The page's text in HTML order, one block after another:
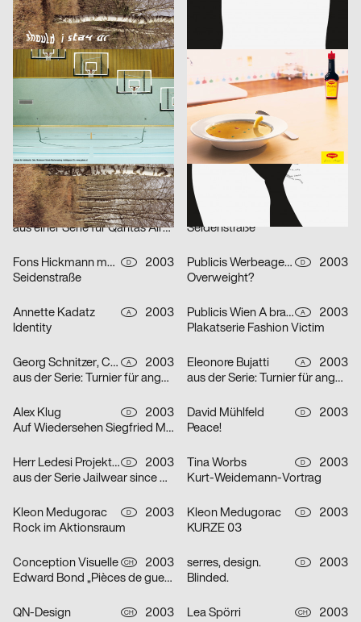
Fons Hickmann m23 D
2003
Should i stay or should i go
2003
Kleidersammlung
2003
Leistungsgruppe Sport
Publicis Werbeagentur GmbH
2003
U-Boot
2003
Young and Social
2003
Die Würze im Leben
Fons Hickmann m23 D
2003
Steur Fotografieie
Publicis Wien A brand of Publicis Group Austria A
2003
Freies Lernen
Publicis Werbeagentur GmbH D
2003
aus einer Serie für Qantas Airways Limited: one-way
Seidenstraße
Fons Hickmann m23 D
2003
Seidenstraße
Publicis Werbeagentur GmbH D
2003
Overweight?
Annette Kadatz A
2003
Identity
Publicis Wien A brand of Publicis Group Austria A
2003
Plakatserie Fashion Victim
Georg Schnitzer, Christoph Priglinger, Oliver Laric A
2003
aus der Serie: Turnier für angewandten Fussball 3
Eleonore Bujatti A
2003
aus der Serie: Turnier für angewandten Fussball 3
Alex Klug D
2003
Auf Wiedersehen Siegfried Maser
David Mühlfeld D
2003
Peace!
Herr Ledesi Projekt- und Werbeagentur D
2003
aus der Serie Jailwear since 1898: HAEFTLING Tasche
Tina Worbs D
2003
Kurt-Weidemann-Vortrag
Kleon Medugorac D
2003
Rock im Aktionsraum
Kleon Medugorac D
2003
KURZE 03
Conception Visuelle CH
2003
Edward Bond „Pièces de guerre I-II“
serres, design. D
2003
Blinded.
QN-Design CH
2003
Lea Spörri CH
2003